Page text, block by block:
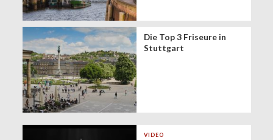
Die Top 3 Friseure in
Stuttgart
VIDEO